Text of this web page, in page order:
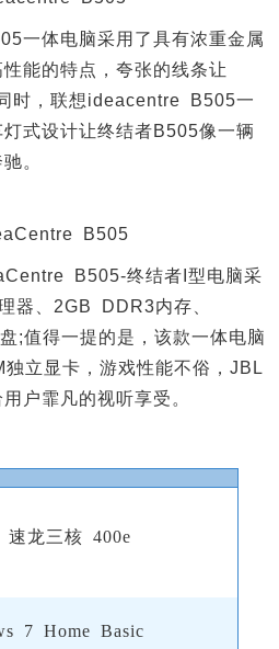
体电脑采用了具有浓重金属
能的特点，夸张的线条让
时，联想ideacentre B505一
式设计让终结者B505像一辆
。
B505
B505-终结者I型电脑采
器、2GB DDR3内存、
;值得一提的是，该款一体电脑
立显卡，游戏性能不俗，JBL
户霏凡的视听享受。
龙三核 400e
7 Home Basic